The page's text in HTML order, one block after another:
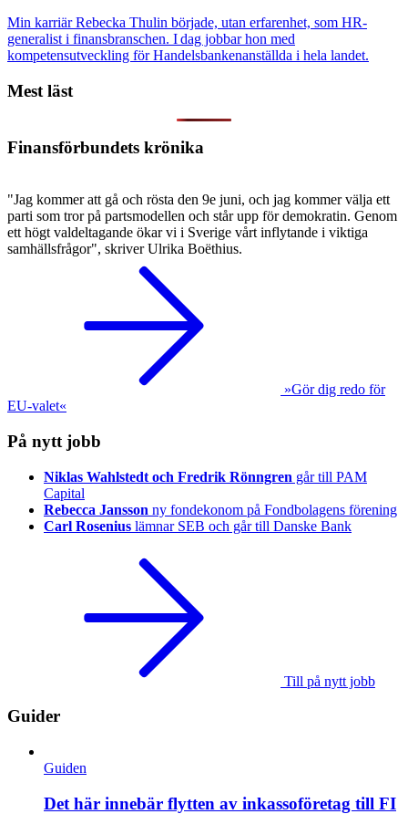
Min karriärRebecka Thulin började, utan erfarenhet, som HR-
generalist i finansbranschen. I dag jobbar hon med
kompetensutveckling för Handelsbankenanställda i hela landet.
Mest läst
Finansförbundets krönika
"Jag kommer att gå och rösta den 9e juni, och jag kommer välja ett
parti som tror på partsmodellen och står upp för demokratin. Genom
ett högt valdeltagande ökar vi i Sverige vårt inflytande i viktiga
samhällsfrågor", skriver Ulrika Boëthius.
»Gör dig redo för
EU-valet«
På nytt jobb
Niklas Wahlstedt och Fredrik Rönngren går till PAM
Capital
Rebecca Jansson ny fondekonom på Fondbolagens förening
Carl Rosenius lämnar SEB och går till Danske Bank
Till på nytt jobb
Guider
Guiden
Det här innebär flytten av inkassoföretag till FI